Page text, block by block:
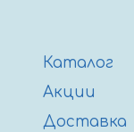
Каталог
Акции
Доставка